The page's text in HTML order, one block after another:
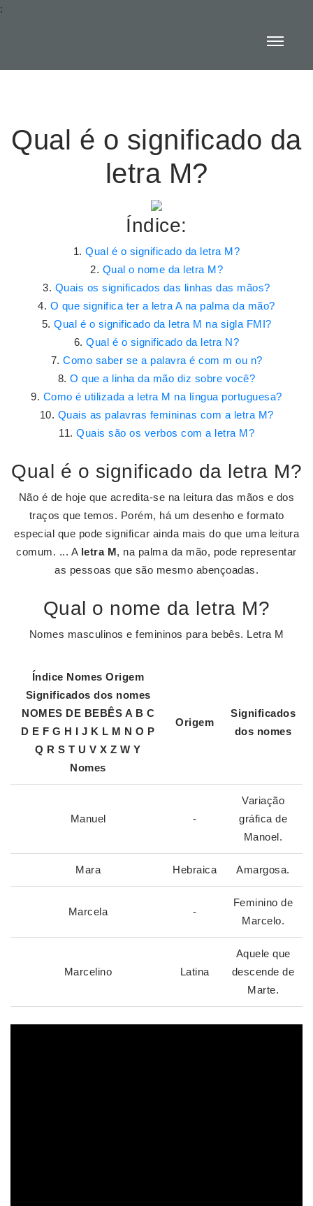
:
Qual é o significado da
letra M?
Índice:
Qual é o significado da letra M?
Qual o nome da letra M?
Quais os significados das linhas das mãos?
O que significa ter a letra A na palma da mão?
Qual é o significado da letra M na sigla FMI?
Qual é o significado da letra N?
Como saber se a palavra é com m ou n?
O que a linha da mão diz sobre você?
Como é utilizada a letra M na língua portuguesa?
Quais as palavras femininas com a letra M?
Quais são os verbos com a letra M?
Qual é o significado da letra M?
Não é de hoje que acredita-se na leitura das mãos e dos
traços que temos. Porém, há um desenho e formato
especial que pode significar ainda mais do que uma leitura
comum. ... A letra M, na palma da mão, pode representar
as pessoas que são mesmo abençoadas.
Qual o nome da letra M?
Nomes masculinos e femininos para bebês. Letra M
Índice Nomes Origem
Significados dos nomes
NOMES DE BEBÊS A B C
D E F G H I J K L M N O P
Q R S T U V X Z W Y
Nomes
Origem
Significados
dos nomes
Manuel -
Variação
gráfica de
Manoel.
Mara Hebraica Amargosa.
Marcela -
Feminino de
Marcelo.
Marcelino Latina
Aquele que
descende de
Marte.